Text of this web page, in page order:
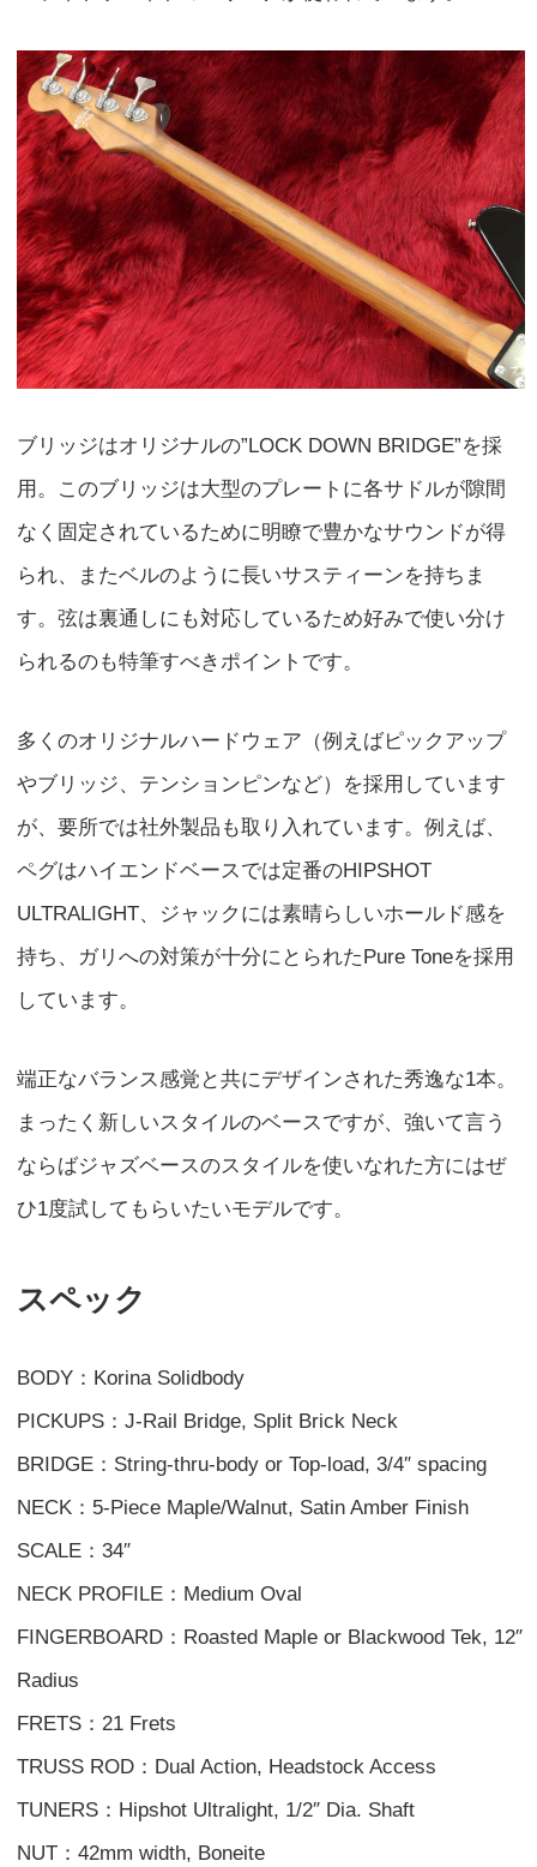
ブリッジはオリジナルの”LOCK DOWN BRIDGE”を採
用。このブリッジは大型のプレートに各サドルが隙間
なく固定されているために明瞭で豊かなサウンドが得
られ、またベルのように長いサスティーンを持ちま
す。弦は裏通しにも対応しているため好みで使い分け
られるのも特筆すべきポイントです。
多くのオリジナルハードウェア（例えばピックアップ
やブリッジ、テンションピンなど）を採用しています
が、要所では社外製品も取り入れています。例えば、
ペグはハイエンドベースでは定番のHIPSHOT
ULTRALIGHT、ジャックには素晴らしいホールド感を
持ち、ガリへの対策が十分にとられたPure Toneを採用
しています。
端正なバランス感覚と共にデザインされた秀逸な1本。
まったく新しいスタイルのベースですが、強いて言う
ならばジャズベースのスタイルを使いなれた方にはぜ
ひ1度試してもらいたいモデルです。
スペック
BODY：Korina Solidbody
PICKUPS：J-Rail Bridge, Split Brick Neck
BRIDGE：String-thru-body or Top-load, 3/4″ spacing
NECK：5-Piece Maple/Walnut, Satin Amber Finish
SCALE：34″
NECK PROFILE：Medium Oval
FINGERBOARD：Roasted Maple or Blackwood Tek, 12″
Radius
FRETS：21 Frets
TRUSS ROD：Dual Action, Headstock Access
TUNERS：Hipshot Ultralight, 1/2″ Dia. Shaft
NUT：42mm width, Boneite